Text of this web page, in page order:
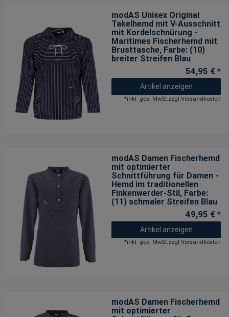
modAS Unisex Original
Takelhemd mit V-Ausschnitt
mit Kordelschnürung -
Maritimes Fischerhemd mit
Brusttasche, Farbe: (10)
breiter Streifen Blau
54,95 € *
Artikel anzeigen
*inkl. ges. MwSt. zzgl. Versandkosten
modAS Damen Fischerhemd
mit optimierter
Schnittführung für Damen -
Hemd im traditionellen
Finkenwerder-Stil , Farbe:
(11) schmaler Streifen Blau
49,95 € *
Artikel anzeigen
*inkl. ges. MwSt.zzgl.Versandkosten
modAS Damen Fischerhemd
mit optimierter